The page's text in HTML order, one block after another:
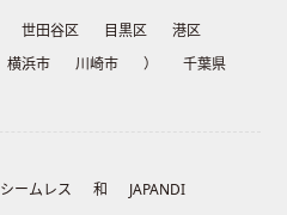
世田谷区 目黒区
港区
横浜市 川崎市 ）
千葉県
シームレス 和
JAPANDI